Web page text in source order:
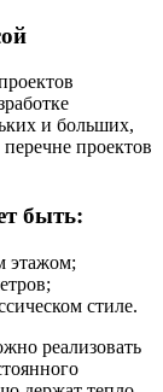
и больших,
проектов
быть:
этажом;
стиле.
реализовать